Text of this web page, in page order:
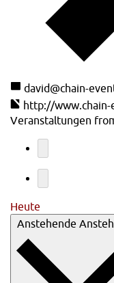
david@chain-
http://www.chain-
Veranstaltungen
Heute
Anstehende